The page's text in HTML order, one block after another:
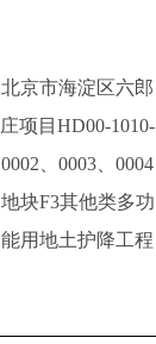
北京市海淀区六郎
庄项目HD00-1010-
0002、0003、0004
地块F3其他类多功
能用地土护降工程